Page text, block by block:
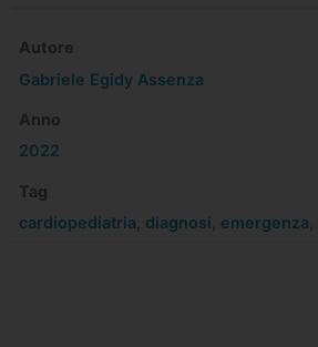
Autore
Gabriele Egidy Assenza
Anno
2022
Tag
cardiopediatria diagnosi emergenza